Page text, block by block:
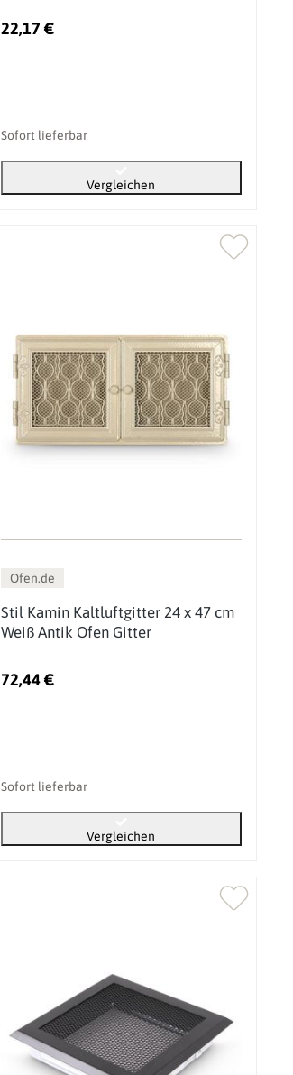
22,17 €
Sofort lieferbar
Vergleichen
Ofen.de
Stil Kamin Kaltluftgitter 24 x 47 cm
Weiß Antik Ofen Gitter
72,44 €
Sofort lieferbar
Vergleichen